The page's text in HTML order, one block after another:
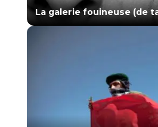
La galerie fouineuse (de